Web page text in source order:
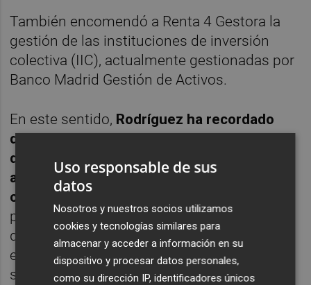
También encomendó a Renta 4 Gestora la
gestión de las instituciones de inversión
colectiva (IIC), actualmente gestionadas por
Banco Madrid Gestión de Activos.
En este sentido, Rodríguez ha recordado
que los trabajos de traspasos de la
depositaría de bienes comenzó incluso
antes de que Banco Madrid estuviera
concursado, pero ha precisado que este
proceso "lleva un tiempo". Así, ha avanzado
que en el momento en el que el traspaso se
ejecute se desbloquearán las inversiones de
sicavs y fondos.
Uso responsable de sus
datos
Nosotros y nuestros socios utilizamos
cookies y tecnologías similares para
almacenar y acceder a información en su
dispositivo y procesar datos personales,
como su dirección IP, identificadores únicos